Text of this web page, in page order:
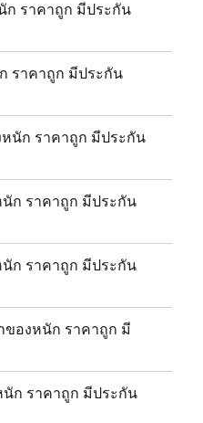
ก ราคาถูก มีประกัน
ราคาถูก มีประกัน
นัก ราคาถูก มีประกัน
ก ราคาถูก มีประกัน
ก ราคาถูก มีประกัน
ของหนัก ราคาถูก มี
นัก ราคาถูก มีประกัน